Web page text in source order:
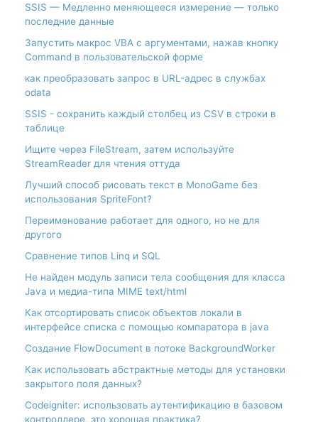
SSIS — Медленно меняющееся измерение — только
последние данные
Запустить макрос VBA с аргументами, нажав кнопку
Command в пользовательской форме
как преобразовать запрос в URL-адрес в службах
odata
SSIS - сохранить каждый столбец из CSV в строки в
таблице
Ищите через FileStream, затем используйте
StreamReader для чтения оттуда
Лучший способ рисовать текст в MonoGame без
использования SpriteFont?
Переименование работает для одного, но не для
другого
Сравнение типов Linq и SQL
Не найден модуль записи тела сообщения для класса
Java и медиа-типа MIME text/html
Как отсортировать список объектов локали в
интерфейсе списка с помощью компаратора в java
Создание FlowDocument в потоке BackgroundWorker
Как использовать абстрактные методы для установки
закрытого поля данных?
Codeigniter: использовать аутентификацию в базовом
контроллере, это хорошая практика?